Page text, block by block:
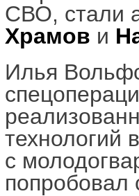
СВО, стали
Храмов и
Илья
технологий
с
попробовал